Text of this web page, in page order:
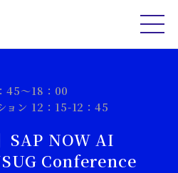
45～18：00
ョン 12：15-12：45
SAP NOW AI
Conference